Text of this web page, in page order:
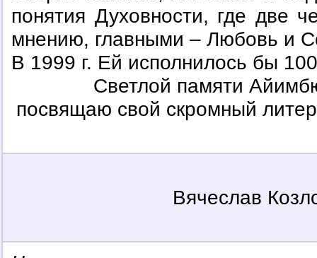
понятия Духовности, где две
мнению, главными – Любовь и
В 1999 г. Ей исполнилось бы
Светлой памяти
посвящаю свой скромный
Вячеслав